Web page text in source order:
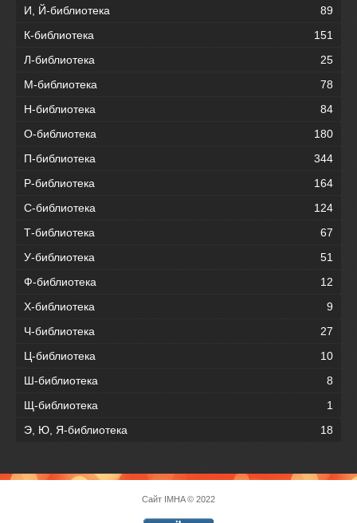
И, Й-библиотека
89
К-библиотека
151
Л-библиотека
25
М-библиотека
78
Н-библиотека
84
О-библиотека
180
П-библиотека
344
Р-библиотека
164
С-библиотека
124
Т-библиотека
67
У-библиотека
51
Ф-библиотека
12
Х-библиотека
9
Ч-библиотека
27
Ц-библиотека
10
Ш-библиотека
8
Щ-библиотека
1
Э, Ю, Я-библиотека
18
Сайт IMHA© 2022